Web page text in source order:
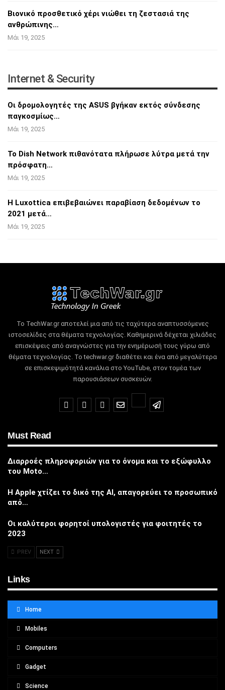
Βιονικό προσθετικό χέρι νιώθει τη ζεστασιά της
ανθρώπινης…
Μάι 19, 2025
Internet & Security
Οι δρομολογητές της ASUS βγήκαν εκτός σύνδεσης
παγκοσμίως…
Μάι 19, 2025
Το Dish Network πιθανότατα πλήρωσε λύτρα μετά την
πρόσφατη…
Μάι 19, 2025
Η Luxottica επιβεβαιώνει παραβίαση δεδομένων το
2021 μετά…
Μάι 19, 2025
Το TechWar.gr αποτελεί μια από τις ταχύτερα αναπτυσσόμενες
ιστοσελίδες στα θέματα τεχνολογίας. Καθημερινά δέχεται χιλιάδες
επισκέψεις από αναγνώστες για την ενημέρωσή τους γύρω από
θέματα τεχνολογίας. Το techwar.gr διαθέτει και ένα από μεγαλύτερα
σε επισκεψιμότητά κανάλια στο YouTube, στον τομέα των
παρουσιάσεων συσκευών.
Must Read
Διαρροές πληροφοριών για το όνομα και το εξώφυλλο
του Moto…
Η Apple χτίζει το δικό της AI, απαγορεύει το προσωπικό
από…
Οι καλύτεροι φορητοί υπολογιστές για φοιτητές το
2023
PREV NEXT
Links
Home
Mobiles
Computers
Gadget
Science